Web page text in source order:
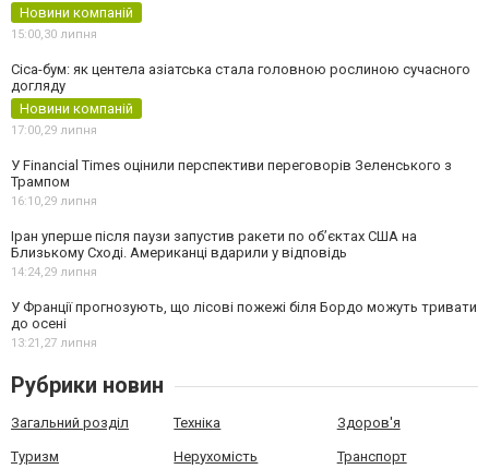
Новини компаній
15:00,30 липня
Cica-бум: як центела азіатська стала головною рослиною сучасного
догляду
Новини компаній
17:00,29 липня
У Financial Times оцінили перспективи переговорів Зеленського з
Трампом
16:10,29 липня
Іран уперше після паузи запустив ракети по обʼєктах США на
Близькому Сході. Американці вдарили у відповідь
14:24,29 липня
У Франції прогнозують, що лісові пожежі біля Бордо можуть тривати
до осені
13:21,27 липня
Рубрики новин
Загальний розділ Техніка Здоров'я
Туризм Нерухомість Транспорт